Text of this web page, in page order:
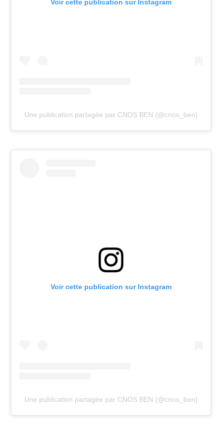
Voir cette publication sur Instagram
Une publication partagée par CNOS BEN (@cnos_ben)
Voir cette publication sur Instagram
Une publication partagée par CNOS BEN (@cnos_ben)